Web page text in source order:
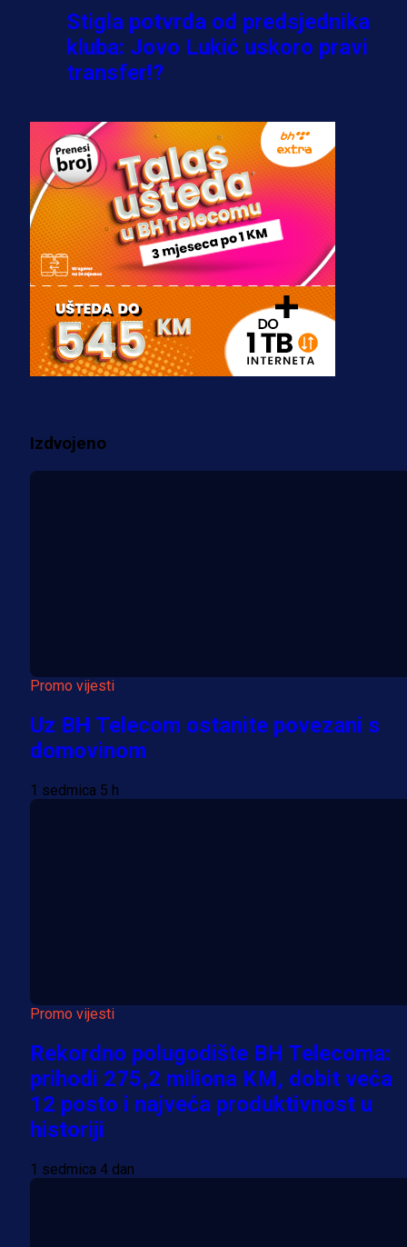
Stigla potvrda od predsjednika
kluba: Jovo Lukić uskoro pravi
transfer!?
A Selekcija
Zmajevi dobili veliko pojačanje:
Fudbaler Olympiacosa želi obući
dres BiH!
3 sedmica 3 dan
Premijer liga BiH
Misimović priveden: SIPA ga tereti
za pranje novca, pretresaju
prostorije FK Borac!
Više vijesti
Izdvojeno
Promo vijesti
Uz BH Telecom ostanite povezani s
domovinom
1 sedmica 5 h
Promo vijesti
Rekordno polugodište BH Telecoma:
prihodi 275,2 miliona KM, dobit veća
12 posto i najveća produktivnost u
historiji
1 sedmica 4 dan